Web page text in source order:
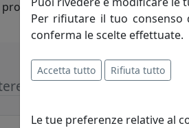
di alta qualità
Per rifiutare il tuo consenso
conferma le scelte effettuate.
Accetta tutto Rifiuta tutto
Le tue preferenze relative al